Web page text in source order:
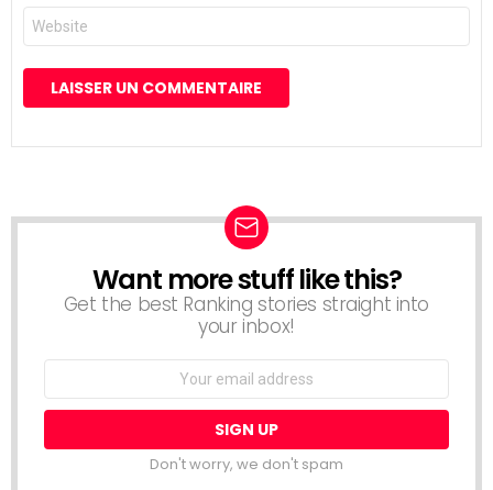
Site
web
NEWSLETTER
Want more stuff like this?
Get the best Ranking stories straight into
your inbox!
Email
Don't worry, we don't spam